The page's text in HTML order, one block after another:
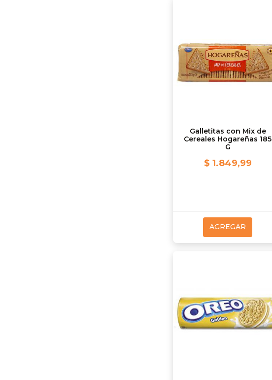
Galletitas con Mix de
Cereales Hogareñas 185
G
$ 1.849,99
AGREGAR